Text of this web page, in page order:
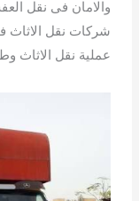
والامان فى نقل
شركات نقل
عملية نقل الاثاث